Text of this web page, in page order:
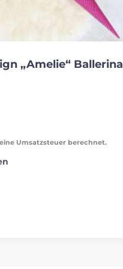
„Amelie“ Ballerina
Umsatzsteuer berechnet.